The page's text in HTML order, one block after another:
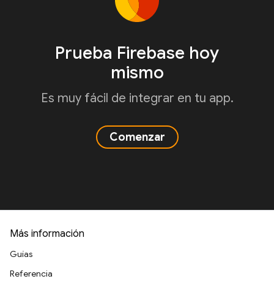
Prueba Firebase hoy
mismo
Es muy fácil de integrar en tu app.
Comenzar
Más información
Guías
Referencia